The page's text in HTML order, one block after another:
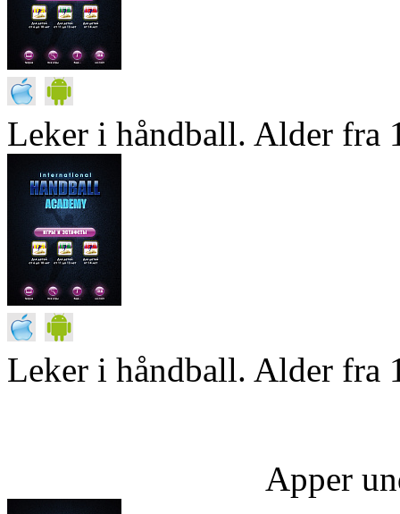
Leker i håndball. Alder fra
Leker i håndball. Alder fra
Apper